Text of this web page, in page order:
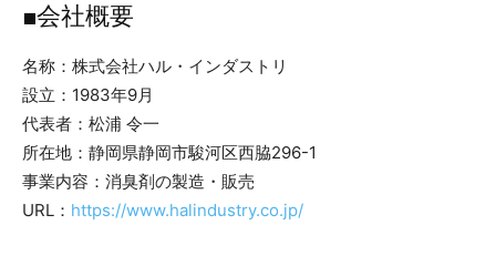
■会社概要
名称：株式会社ハル・インダストリ
設立：1983年9月
代表者：松浦 令一
所在地：静岡県静岡市駿河区西脇296-1
事業内容：消臭剤の製造・販売
URL： https://www.halindustry.co.jp/